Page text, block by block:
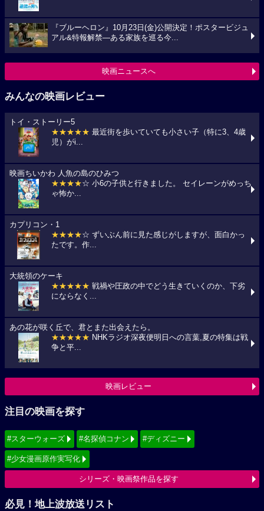
『ブルーヘロン』10月23日(金)公開決定！ポスタービジュ
アル&特報解禁―ある家族を巡る今...
映画ニュースへ
みんなの映画レビュー
トイ・ストーリー5
★★★★★ 最近街を歩いていても小さい子（特に3、4歳
児）がi...
映画ちいかわ 人魚の島のひみつ
★★★★☆ 小6の子供と行きました。 セイレーンがめっち
ゃ怖か...
カプリコン・1
★★★★☆ ずいぶん前に見た感じがしますが、面白かっ
たです。作...
大統領のケーキ
★★★★★ 戦禍や圧政の中でどう生きていくのか、下劣
にならなく...
あの花が咲く丘で、君とまた出会えたら。
★★★★★ NHKラジオ深夜便明日への言葉,夏の特集は戦
争と平...
映画レビュー
注目の映画を探す
#スターウォーズ #名探偵コナン #ディズニー
#少女漫画原作実写化
シリーズ・映画祭作品を探す
必見！地上波放送リスト